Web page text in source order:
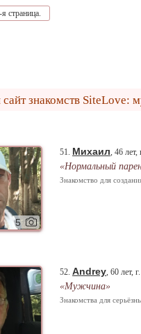
страница.
знакомств SiteLove:
5
51. Михаил, 46
«Нормальный
Знакомство для
52. Andrey, 60 лет,
«Мужчина»
Знакомства для